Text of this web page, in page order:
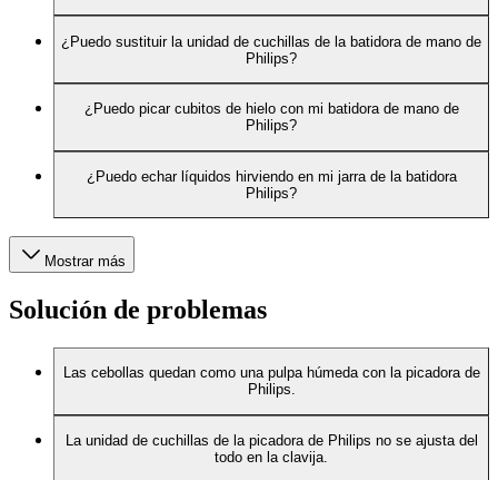
¿Puedo sustituir la unidad de cuchillas de la batidora de mano de
Philips?
¿Puedo picar cubitos de hielo con mi batidora de mano de
Philips?
¿Puedo echar líquidos hirviendo en mi jarra de la batidora
Philips?
Mostrar más
Solución de problemas
Las cebollas quedan como una pulpa húmeda con la picadora de
Philips.
La unidad de cuchillas de la picadora de Philips no se ajusta del
todo en la clavija.